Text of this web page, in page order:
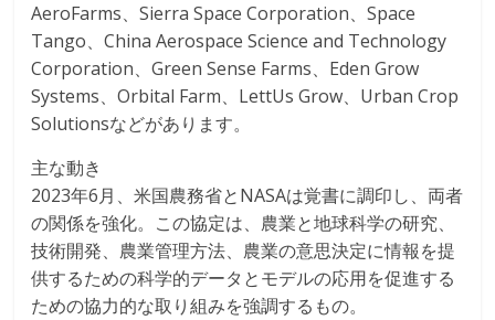
AeroFarms、Sierra Space Corporation、Space
Tango、China Aerospace Science and Technology
Corporation、Green Sense Farms、Eden Grow
Systems、Orbital Farm、LettUs Grow、Urban Crop
Solutionsなどがあります。
主な動き
2023年6月、米国農務省とNASAは覚書に調印し、両者
の関係を強化。この協定は、農業と地球科学の研究、
技術開発、農業管理方法、農業の意思決定に情報を提
供するための科学的データとモデルの応用を促進する
ための協力的な取り組みを強調するもの。